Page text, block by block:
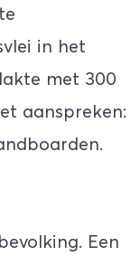
in het
met 300
aanspreken:
Een